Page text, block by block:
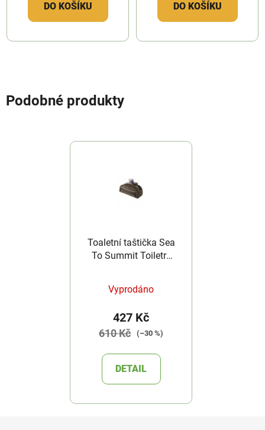
DO KOŠÍKU DO KOŠÍKU
Podobné produkty
Toaletní taštička Sea
To Summit Toiletry
Vyprodáno
427 Kč
610 Kč (–30 %)
DETAIL